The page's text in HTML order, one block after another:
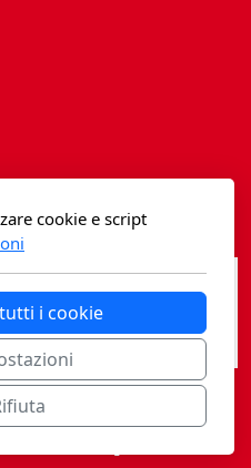
Sapiens
cookie e script
i cookie